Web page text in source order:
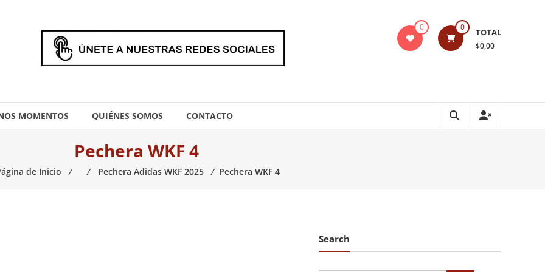
0 0 TOTAL
$0,00
MOMENTOS QUIÉNES SOMOS CONTACTO
Pechera WKF 4
de Inicio ⁄ ⁄ Pechera Adidas WKF 2025 ⁄ Pechera WKF 4
Search